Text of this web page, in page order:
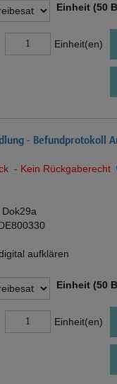
Einheit (50
Einheit(en)
- Befundprotokoll
- Kein Rückgaberecht
Dok29a
aufklären
Einheit (50
Einheit(en)